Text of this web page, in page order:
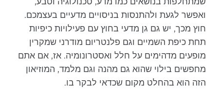
ואפשר לגעת ולהתנסות בניסויים מדעיים בעצמכם.
חוץ מכך, יש גם גן מדעי בחוץ עם פעילויות כיפיות
תחת כיפת השמיים וגם פלנטריום מודרני שמקרין
מופעים מדהימים על חלל ואסטרונומיה. אז, אם אתם
מחפשים בילוי שהוא גם מהנה וגם מלמד, המוזיאון
הזה הוא בהחלט מקום שכדאי לבקר בו.